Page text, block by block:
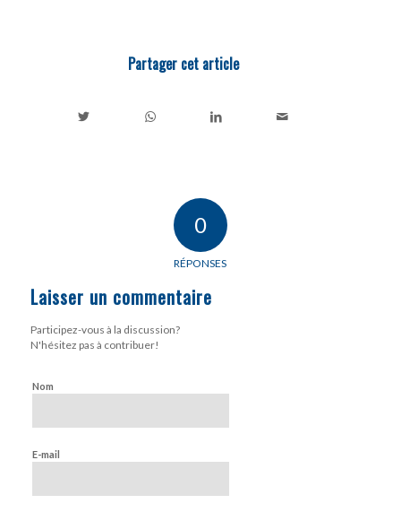
Partager cet article
0
RÉPONSES
Laisser un commentaire
Participez-vous à la discussion?
N'hésitez pas à contribuer!
Nom
E-mail